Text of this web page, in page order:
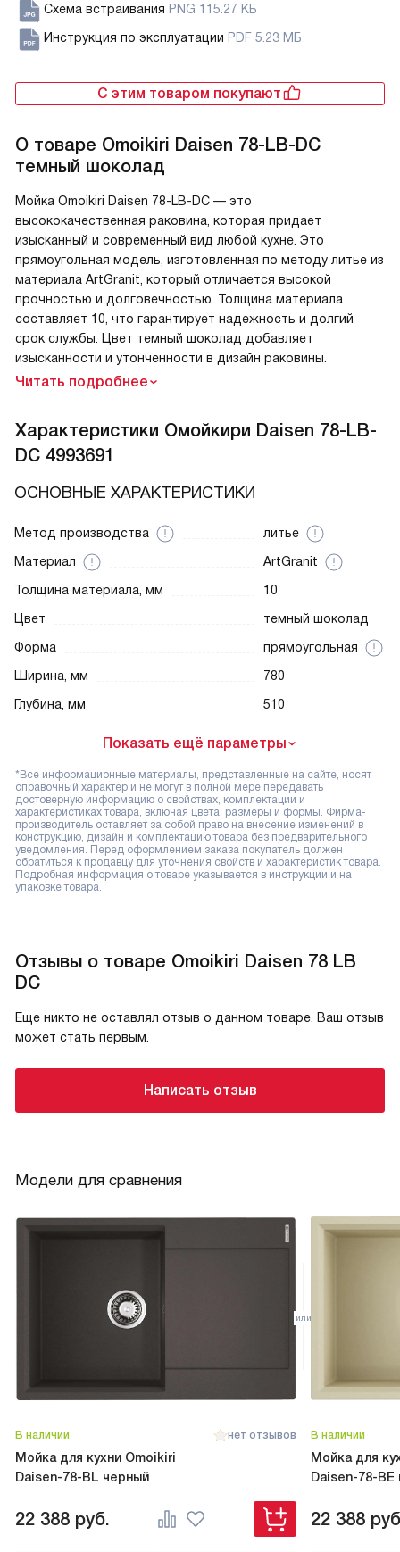
Схема встраивания PNG 115.27 КБ
Инструкция по эксплуатации PDF 5.23 МБ
С этим товаром покупают
О товаре Omoikiri Daisen 78-LB-DC
темный шоколад
Мойка Omoikiri Daisen 78-LB-DC — это
высококачественная раковина, которая придает
изысканный и современный вид любой кухне. Это
прямоугольная модель, изготовленная по методу литье из
материала ArtGranit, который отличается высокой
прочностью и долговечностью. Толщина материала
составляет 10, что гарантирует надежность и долгий
срок службы. Цвет темный шоколад добавляет
изысканности и утонченности в дизайн раковины.
Читать подробнее
Характеристики Омойкири Daisen 78-LB-
DC 4993691
ОСНОВНЫЕ ХАРАКТЕРИСТИКИ
Метод производства
литье
Материал
ArtGranit
Толщина материала, мм
10
Цвет
темный шоколад
Форма
прямоугольная
Ширина, мм
780
Глубина, мм
510
Показать ещё параметры
*Все информационные материалы, представленные на сайте, носят
справочный характер и не могут в полной мере передавать
достоверную информацию о свойствах, комплектации и
характеристиках товара, включая цвета, размеры и формы. Фирма-
производитель оставляет за собой право на внесение изменений в
конструкцию, дизайн и комплектацию товара без предварительного
уведомления. Перед оформлением заказа покупатель должен
обратиться к продавцу для уточнения свойств и характеристик товара.
Подробная информация о товаре указывается в инструкции и на
упаковке товара.
Отзывы о товаре Omoikiri Daisen 78 LB
DC
Еще никто не оставлял отзыв о данном товаре. Ваш отзыв
может стать первым.
Написать отзыв
Модели для сравнения
В наличии нет отзывов
Мойка для кухни Omoikiri
Daisen-78-BL черный
22 388 руб.
В наличии
Мойка для
Daisen-78-BE
22 388